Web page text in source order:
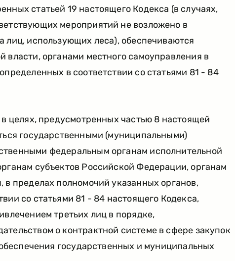
статьей 19 настоящего Кодекса (в случаях,
мероприятий не возложено в
лиц, использующих леса), обеспечиваются
власти, органами местного самоуправления в
в соответствии со статьями 81 - 84
целях, предусмотренных частью 8 настоящей
государственными (муниципальными)
федеральным органам исполнительной
субъектов Российской Федерации, органам
в пределах полномочий указанных органов,
со статьями 81 - 84 настоящего Кодекса,
третьих лиц в порядке,
о контрактной системе в сфере закупок
государственных и муниципальных